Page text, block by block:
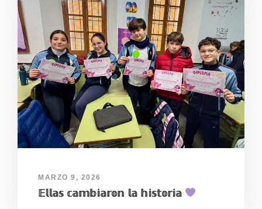
MARZO 9, 2026
𝔼𝕝𝕝𝕒𝕤 𝕔𝕒𝕞𝕓𝕚𝕒𝕣𝕠𝕟 𝕝𝕒 𝕙𝕚𝕤𝕥𝕠𝕣𝕚𝕒